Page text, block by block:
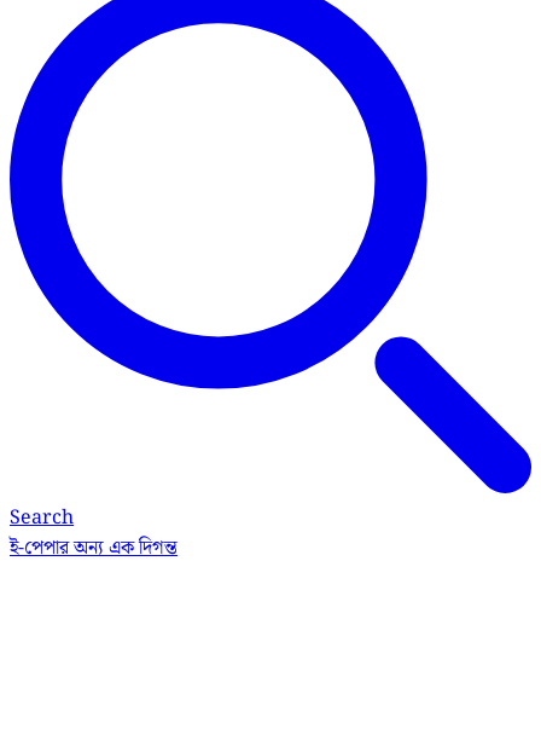
Search
ই-পেপারঅন্য এক দিগন্ত